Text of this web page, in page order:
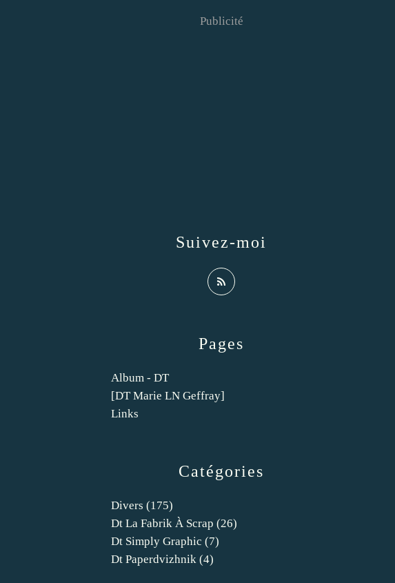
Catégories
Divers (175)
Dt La Fabrik À Scrap (26)
Dt Simply Graphic (7)
Dt Paperdvizhnik (4)
Pages
Album - DT
[DT Marie LN Geffray]
Links
Suivez-moi
Publicité